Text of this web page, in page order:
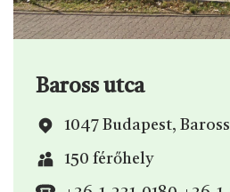
Baross utca
1047 Budapest,
150 férőhely